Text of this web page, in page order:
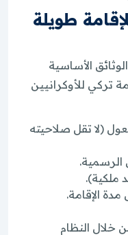
طويلة
الأساسية
تركي للأوكرانيين
(لا تقل صلاحيته
الرسمية.
ملكية).
الإقامة.
خلال النظام